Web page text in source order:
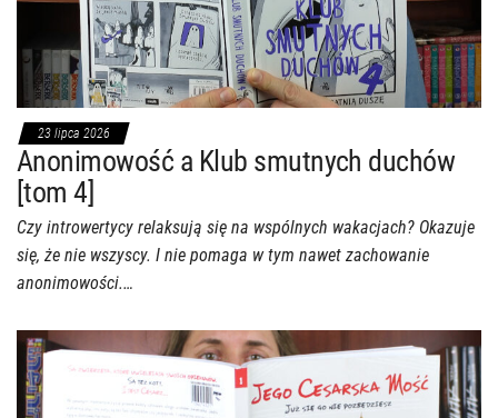
23 lipca 2026
Anonimowość a Klub smutnych duchów
[tom 4]
Czy introwertycy relaksują się na wspólnych wakacjach? Okazuje
się, że nie wszyscy. I nie pomaga w tym nawet zachowanie
anonimowości.…